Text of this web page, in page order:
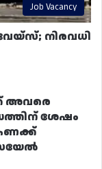
Job Vacancy
നിരവധി
അവരെ
ശേഷം